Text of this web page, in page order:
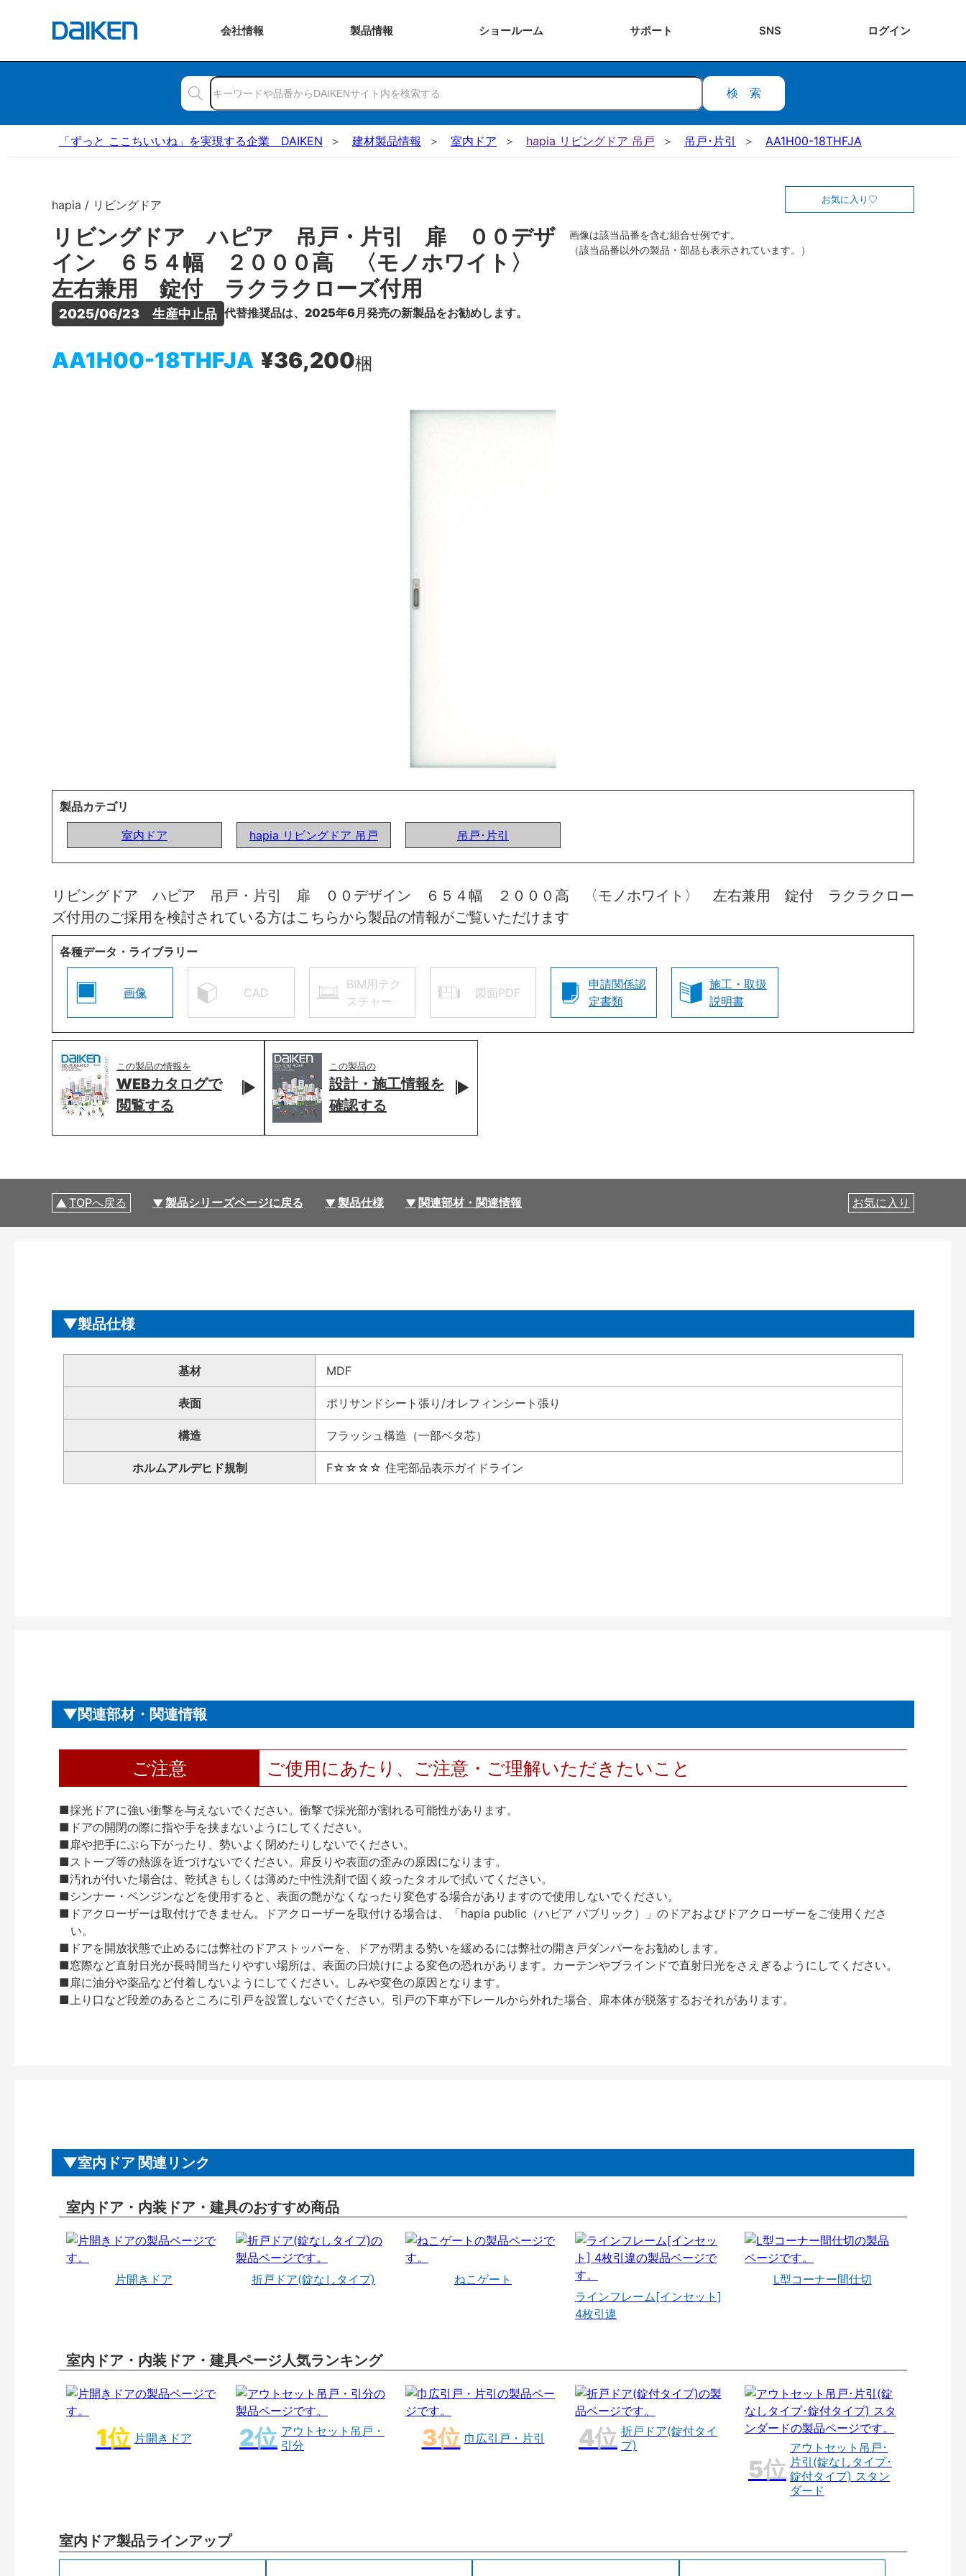
会社情報 製品情報 ショールーム サポート SNS ログイン
検索
「ずっと ここちいいね」を実現する企業 DAIKEN 建材製品情報 室内ドア hapia リビングドア 吊戸 吊戸･片引 AA1H00-18THFJA
hapia / リビングドア
リビングドア ハピア 吊戸・片引 扉 ００デザ
イン ６５４幅 ２０００高 〈モノホワイト〉
左右兼用 錠付 ラクラクローズ付用
2025/06/23　生産中止品 代替推奨品は、2025年6月発売の新製品をお勧めします。
AA1H00-18THFJA ¥36,200梱
お気に入り
画像は該当品番を含む組合せ例です。
（該当品番以外の製品・部品も表示されています。）
製品カテゴリ
室内ドア
hapia リビングドア 吊戸 吊戸･片引
リビングドア ハピア 吊戸・片引 扉 ００デザイン ６５４幅 ２０００高 〈モノホワイト〉 左右兼用 錠付 ラクラクロー
ズ付用のご採用を検討されている方はこちらから製品の情報がご覧いただけます
各種データ・ライブラリー
画像 CAD
BIM用テク
スチャー
図面PDF
申請関係認
定書類
施工・取扱
説明書
この製品の情報を
WEBカタログで
閲覧する
この製品の
設計・施工情報を
確認する
TOPへ戻る 製品シリーズページに戻る 製品仕様 関連部材・関連情報 お気に入り
製品仕様
基材 MDF
表面 ポリサンドシート張り/オレフィンシート張り
構造 フラッシュ構造（一部ベタ芯）
ホルムアルデヒド規制 F☆☆☆☆ 住宅部品表示ガイドライン
関連部材・関連情報
ご注意 ご使用にあたり、ご注意・ご理解いただきたいこと
■採光ドアに強い衝撃を与えないでください。衝撃で採光部が割れる可能性があります。
■ドアの開閉の際に指や手を挟まないようにしてください。
■扉や把手にぶら下がったり、勢いよく閉めたりしないでください。
■ストーブ等の熱源を近づけないでください。扉反りや表面の歪みの原因になります。
■汚れが付いた場合は、乾拭きもしくは薄めた中性洗剤で固く絞ったタオルで拭いてください。
■シンナー・ベンジンなどを使用すると、表面の艶がなくなったり変色する場合がありますので使用しないでください。
■ドアクローザーは取付けできません。ドアクローザーを取付ける場合は、「hapia public（ハピア パブリック）」のドアおよびドアクローザーをご使用くださ
い。
■ドアを開放状態で止めるには弊社のドアストッパーを、ドアが閉まる勢いを緩めるには弊社の開き戸ダンパーをお勧めします。
■窓際など直射日光が長時間当たりやすい場所は、表面の日焼けによる変色の恐れがあります。カーテンやブラインドで直射日光をさえぎるようにしてください。
■扉に油分や薬品など付着しないようにしてください。しみや変色の原因となります。
■上り口など段差のあるところに引戸を設置しないでください。引戸の下車が下レールから外れた場合、扉本体が脱落するおそれがあります。
室内ドア 関連リンク
室内ドア・内装ドア・建具のおすすめ商品
片開きドア 折戸ドア(錠なしタイプ)
ねこゲート
ラインフレーム[インセット]
4枚引違
L型コーナー間仕切
室内ドア・内装ドア・建具ページ人気ランキング
片開きドア
アウトセット吊戸・
引分
巾広引戸・片引
折戸ドア(錠付タイ
プ)
アウトセット吊戸･
片引(錠なしタイプ･
錠付タイプ) スタン
ダード
室内ドア製品ラインアップ